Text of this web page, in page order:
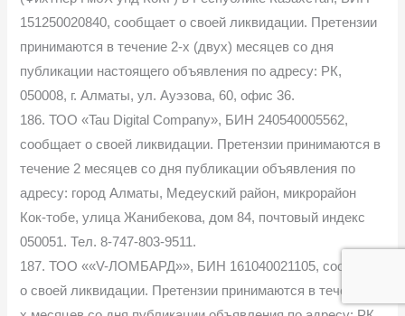
151250020840, сообщает о своей ликвидации. Претензии
принимаются в течение 2-х (двух) месяцев со дня
публикации настоящего объявления по адресу: РК,
050008, г. Алматы, ул. Ауэзова, 60, офис 36.
186. ТОО «Tau Digital Company», БИН 240540005562,
сообщает о своей ликвидации. Претензии принимаются в
течение 2 месяцев со дня публикации объявления по
адресу: город Алматы, Медеуский район, микрорайон
Кок-тобе, улица Жанибекова, дом 84, почтовый индекс
050051. Тел. 8-747-803-9511.
187. ТОО ««V-ЛОМБАРД»», БИН 161040021105, сообщает
о своей ликвидации. Претензии принимаются в течение 2-